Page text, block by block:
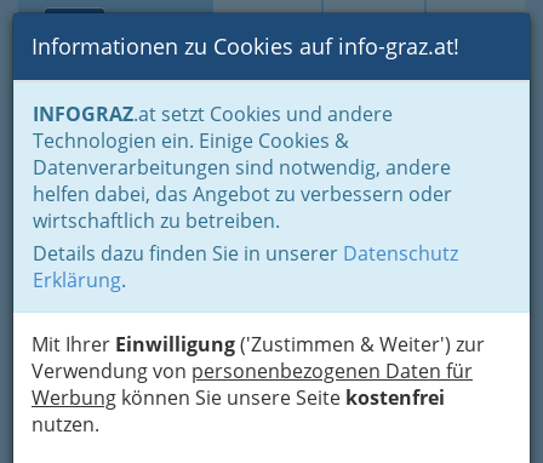
Suche Login Toggle
Informationen zu Cookies auf info-graz.at!
INFOGRAZ.at setzt Cookies und andere
Technologien ein. Einige Cookies &
Datenverarbeitungen sind notwendig, andere
helfen dabei, das Angebot zu verbessern oder
wirtschaftlich zu betreiben.
Details dazu finden Sie in unserer Datenschutz
Erklärung.
Mit Ihrer Einwilligung('Zustimmen & Weiter') zur
Verwendung von personenbezogenen Daten für
Werbung können Sie unsere Seite kostenfrei
nutzen.
Home Branchen
Tourismus & Freizeitwirtschaft
Freizeitbetriebe
Vermittlung von Dienstverträgen für Künstler
Ranzinger Christian
Blümelstraße 16, 8020 Graz
Karte
Adresse mit Google Maps anschauen